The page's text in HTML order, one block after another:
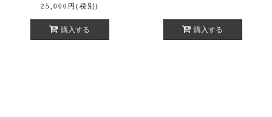
25,000 円 (税別)
購入する 購入する